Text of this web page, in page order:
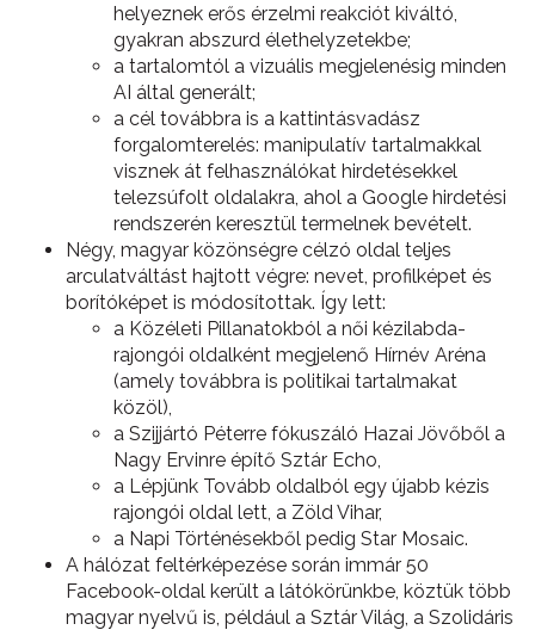
helyeznek erős érzelmi reakciót kiváltó,
gyakran abszurd élethelyzetekbe;
a tartalomtól a vizuális megjelenésig minden
AI által generált;
a cél továbbra is a kattintásvadász
forgalomterelés: manipulatív tartalmakkal
visznek át felhasználókat hirdetésekkel
telezsúfolt oldalakra, ahol a Google hirdetési
rendszerén keresztül termelnek bevételt.
Négy, magyar közönségre célzó oldal teljes
arculatváltást hajtott végre: nevet, profilképet és
borítóképet is módosítottak. Így lett:
a Közéleti Pillanatokból a női kézilabda-
rajongói oldalként megjelenő Hírnév Aréna
(amely továbbra is politikai tartalmakat
közöl),
a Szijjártó Péterre fókuszáló Hazai Jövőből a
Nagy Ervinre építő Sztár Echo,
a Lépjünk Tovább oldalból egy újabb kézis
rajongói oldal lett, a Zöld Vihar,
a Napi Történésekből pedig Star Mosaic.
A hálózat feltérképezése során immár 50
Facebook-oldal került a látókörünkbe, köztük több
magyar nyelvű is, például a Sztár Világ, a Szolidáris